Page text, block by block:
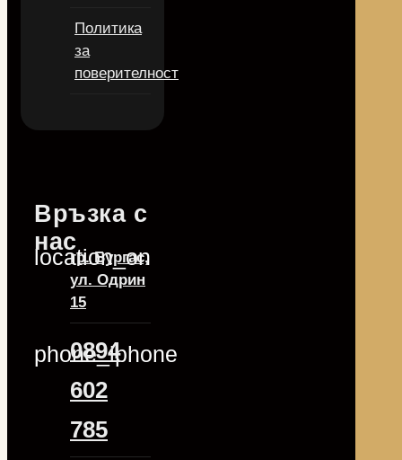
Политика
за
поверителност
Връзка с
нас
location_on
гр. Бургас,
ул. Одрин
15
phone_iphone
0894
602
785